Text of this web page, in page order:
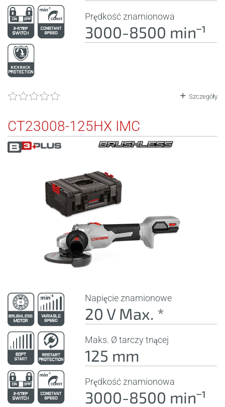
Prędkość znamionowa
3000-8500 minˉ¹
Szczegóły
CT23008-125HX IMC
Napięcie znamionowe
20 V Max. *
Maks. Ø tarczy tnącej
125 mm
Prędkość znamionowa
3000-8500 minˉ¹